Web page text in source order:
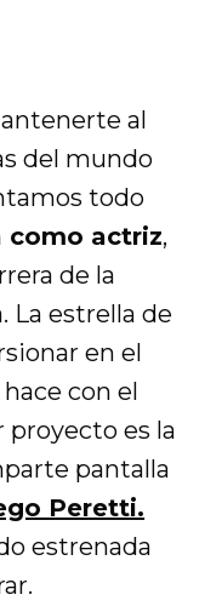
al
del mundo
todo
como actriz,
de la
La estrella de
en el
con el
es la
pantalla
Peretti.
estrenada